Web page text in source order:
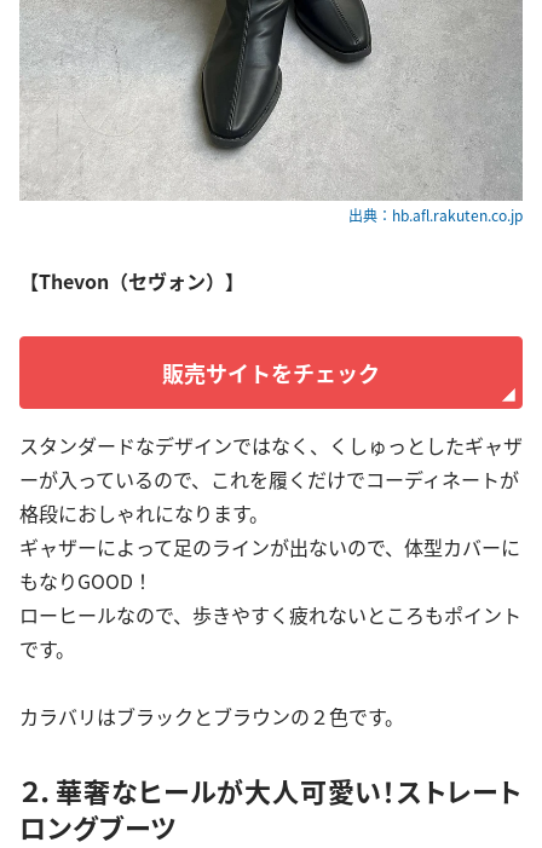
出典：hb.afl.rakuten.co.jp
【Thevon（セヴォン）】
販売サイトをチェック
スタンダードなデザインではなく、くしゅっとしたギャザ
ーが入っているので、これを履くだけでコーディネートが
格段におしゃれになります。
ギャザーによって足のラインが出ないので、体型カバーに
もなりGOOD！
ローヒールなので、歩きやすく疲れないところもポイント
です。
カラバリはブラックとブラウンの２色です。
２．華奢なヒールが大人可愛い！ストレート
ロングブーツ